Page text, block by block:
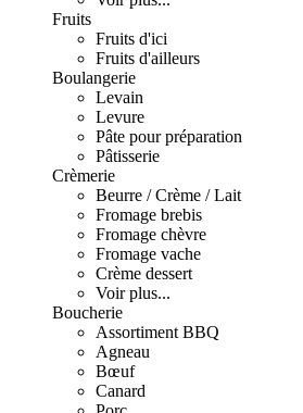
Fruits
Fruits d'ici
Fruits d'ailleurs
Boulangerie
Levain
Levure
Pâte pour préparation
Pâtisserie
Crèmerie
Beurre / Crème / Lait
Fromage brebis
Fromage chèvre
Fromage vache
Crème dessert
Voir plus...
Boucherie
Assortiment BBQ
Agneau
Bœuf
Canard